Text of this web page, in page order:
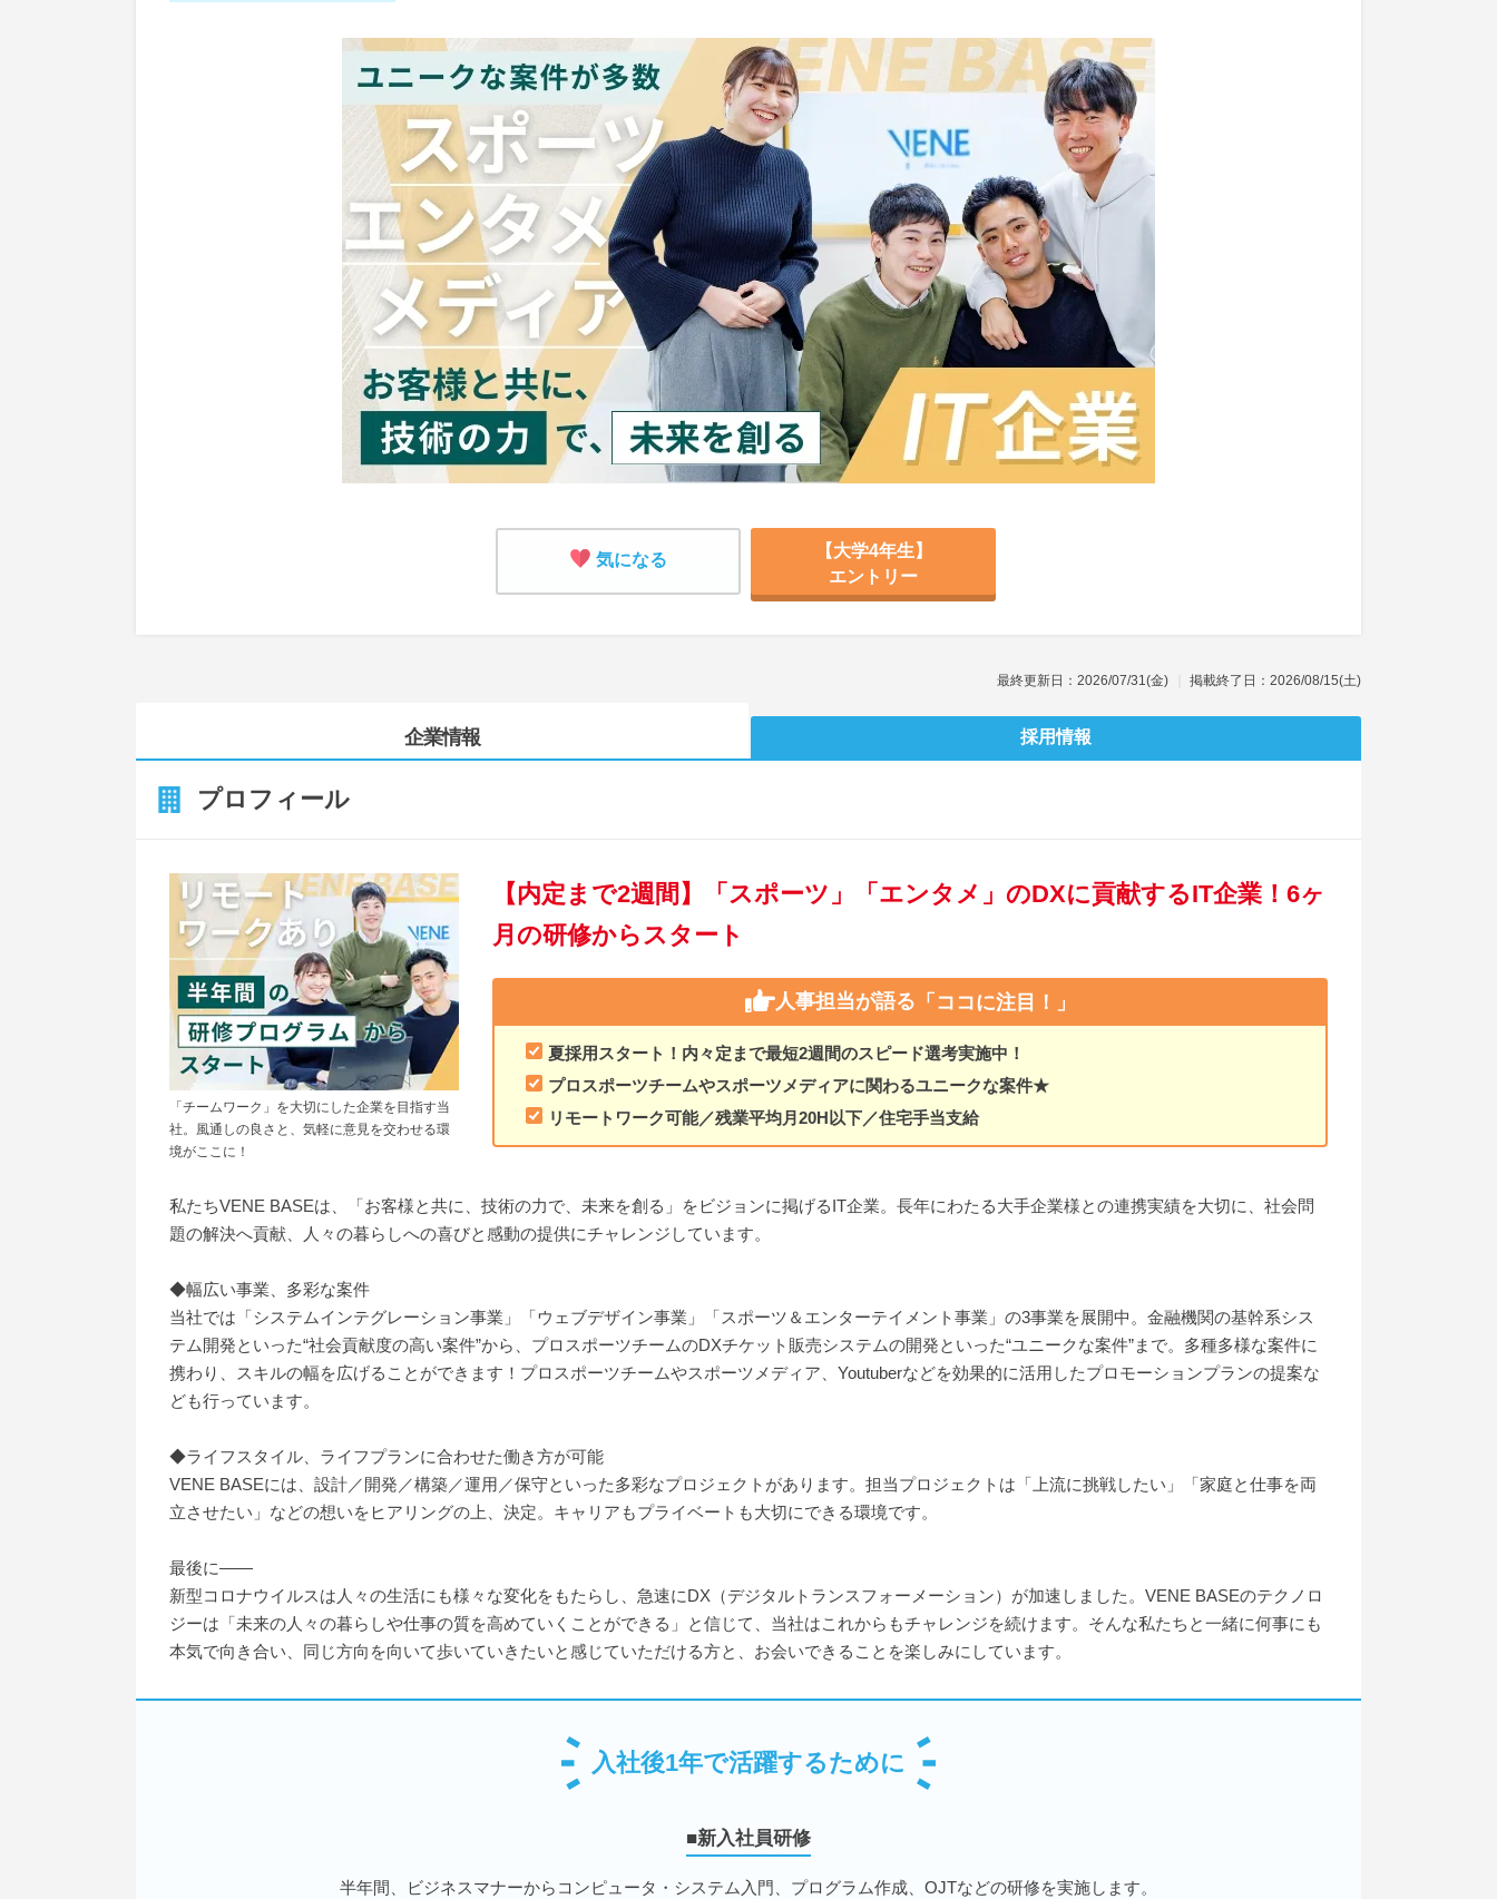
気になる
【大学4年生】
エントリー
最終更新日：2026/07/31(金) 掲載終了日：2026/08/15(土)
企業情報 採用情報
プロフィール
【内定まで2週間】「スポーツ」「エンタメ」のDXに貢献するIT企業！6ヶ
月の研修からスタート
人事担当が語る 「ココに注目！」
夏採用スタート！内々定まで最短2週間のスピード選考実施中！
プロスポーツチームやスポーツメディアに関わるユニークな案件★
リモートワーク可能／残業平均月20H以下／住宅手当支給
「チームワーク」を大切にした企業を目指す当
社。風通しの良さと、気軽に意見を交わせる環
境がここに！
私たちVENE BASEは、「お客様と共に、技術の力で、未来を創る」をビジョンに掲げるIT企業。長年にわたる大手企業様との連携実績を大切に、社会問
題の解決へ貢献、人々の暮らしへの喜びと感動の提供にチャレンジしています。
◆幅広い事業、多彩な案件
当社では「システムインテグレーション事業」「ウェブデザイン事業」「スポーツ＆エンターテイメント事業」の3事業を展開中。金融機関の基幹系シス
テム開発といった“社会貢献度の高い案件”から、プロスポーツチームのDXチケット販売システムの開発といった“ユニークな案件”まで。多種多様な案件に
携わり、スキルの幅を広げることができます！プロスポーツチームやスポーツメディア、Youtuberなどを効果的に活用したプロモーションプランの提案な
ども行っています。
◆ライフスタイル、ライフプランに合わせた働き方が可能
VENE BASEには、設計／開発／構築／運用／保守といった多彩なプロジェクトがあります。担当プロジェクトは「上流に挑戦したい」「家庭と仕事を両
立させたい」などの想いをヒアリングの上、決定。キャリアもプライベートも大切にできる環境です。
最後に――
新型コロナウイルスは人々の生活にも様々な変化をもたらし、急速にDX（デジタルトランスフォーメーション）が加速しました。VENE BASEのテクノロ
ジーは「未来の人々の暮らしや仕事の質を高めていくことができる」と信じて、当社はこれからもチャレンジを続けます。そんな私たちと一緒に何事にも
本気で向き合い、同じ方向を向いて歩いていきたいと感じていただける方と、お会いできることを楽しみにしています。
入社後1年で活躍するために
■新入社員研修
半年間、ビジネスマナーからコンピュータ・システム入門、プログラム作成、OJTなどの研修を実施します。